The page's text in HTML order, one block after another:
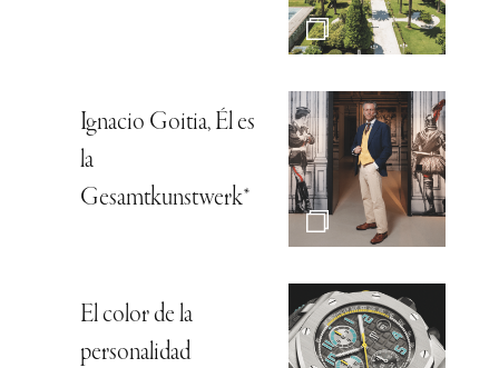
Ignacio Goitia, Él es
la
Gesamtkunstwerk*
El color de la
personalidad